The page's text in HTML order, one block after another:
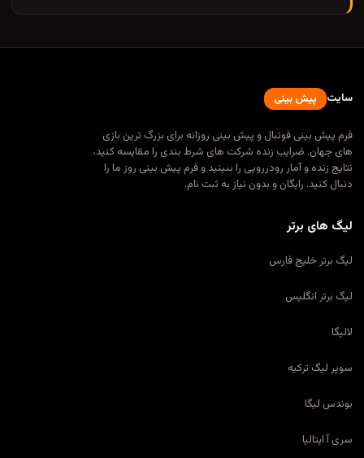
برای بزرگ ترین بازی
بندی را مقایسه کنید،
فرم پیش بینی روز ما را